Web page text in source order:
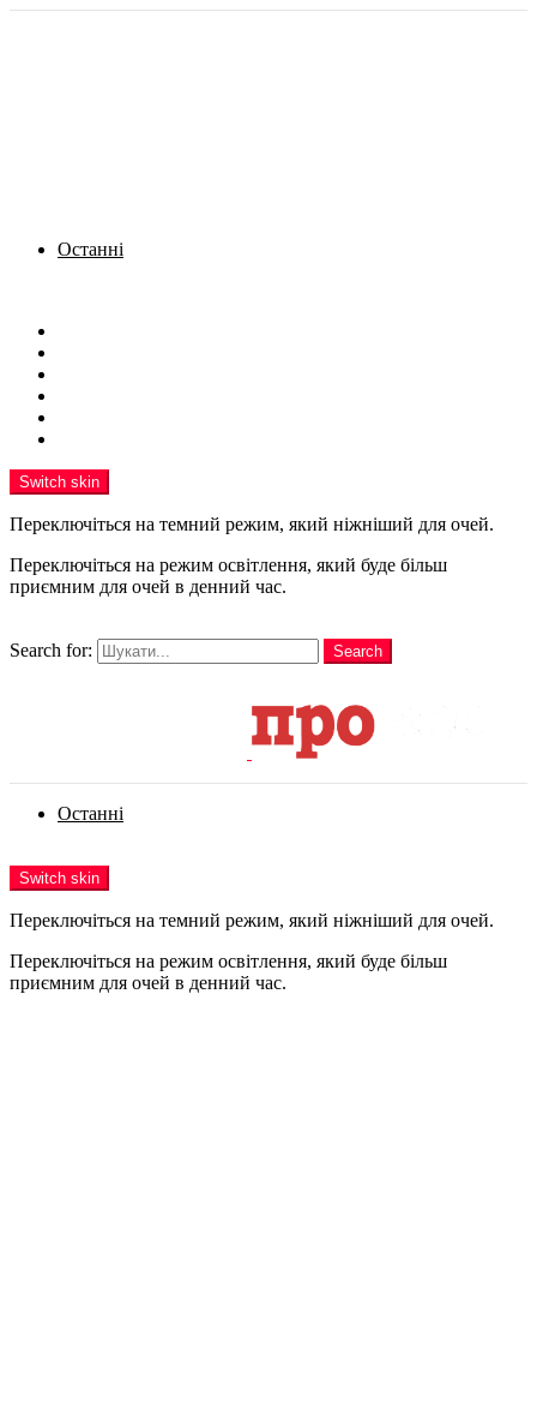
Останні
Switch skin
Переключіться на темний режим, який ніжніший для очей.
Переключіться на режим освітлення, який буде більш
приємним для очей в денний час.
Search for:
Search
Останні
Switch skin
Переключіться на темний режим, який ніжніший для очей.
Переключіться на режим освітлення, який буде більш
приємним для очей в денний час.